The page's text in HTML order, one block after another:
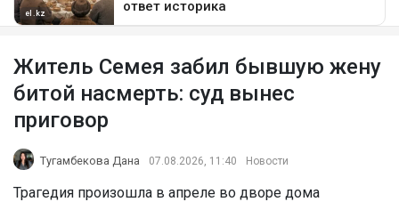
Житель Семея забил бывшую жену
битой насмерть: суд вынес
приговор
Тугамбекова Дана 07.08.2026, 11:40 Новости
Трагедия произошла в апреле во дворе дома